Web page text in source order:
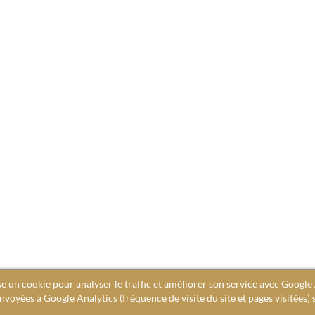
un cookie pour analyser le traffic et améliorer son service avec
à Google Analytics (fréquence de visite du site et pages visitées)